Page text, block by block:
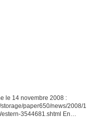
le 14 novembre 2008 :
paper650/news/2008/1
3544681.shtml En